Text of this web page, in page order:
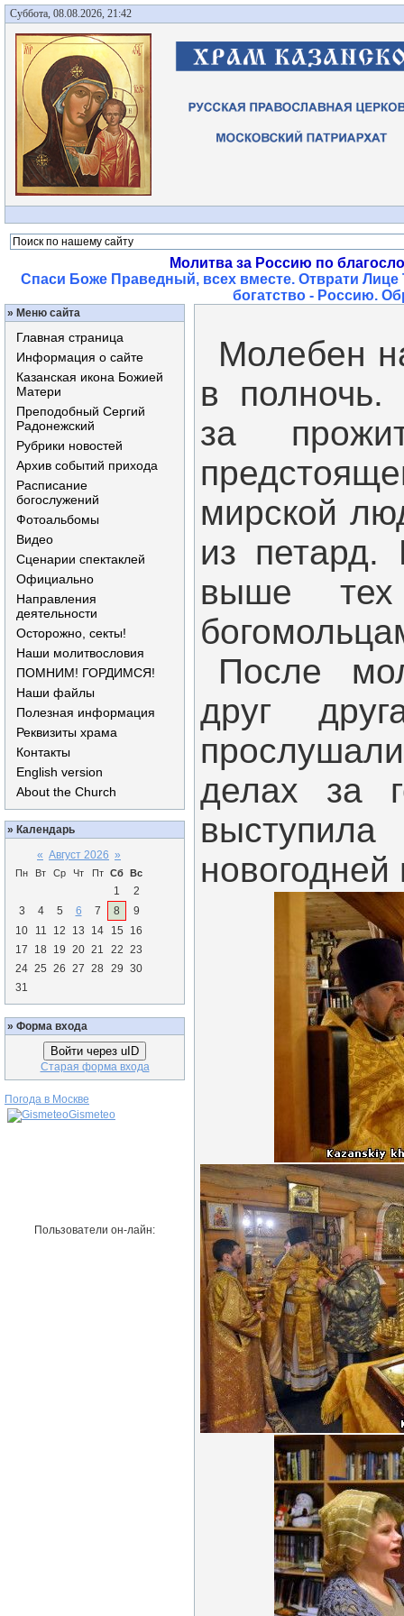
Суббота, 08.08.2026, 21:42
Молитва за Россию по
Спаси Боже Праведный, всех вместе. Отврати
богатство - Россию.
» Меню сайта
Главная страница
Информация о сайте
Казанская икона Божией
Матери
Преподобный Сергий
Радонежский
Рубрики новостей
Архив событий прихода
Расписание
богослужений
Фотоальбомы
Видео
Сценарии спектаклей
Официально
Направления
деятельности
Осторожно, секты!
Наши молитвословия
ПОМНИМ! ГОРДИМСЯ!
Наши файлы
Полезная информация
Реквизиты храма
Контакты
English version
About the Church
» Календарь
« Август 2026 »
Пн Вт Ср Чт Пт Сб Вс
1
2
3
4 5 6 7 8
9
10
11 12 13 14 15
16
17
18 19 20 21 22 23
24 25 26 27 28 29 30
31
» Форма входа
Войти через uID
Старая форма входа
Погода в Москве
Gismeteo
Пользователи он-лайн:
Молебен
в полночь.
за
мирской
из
выше тех
После
друг
делах за